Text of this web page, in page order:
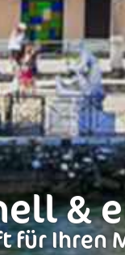
&
für Ihren